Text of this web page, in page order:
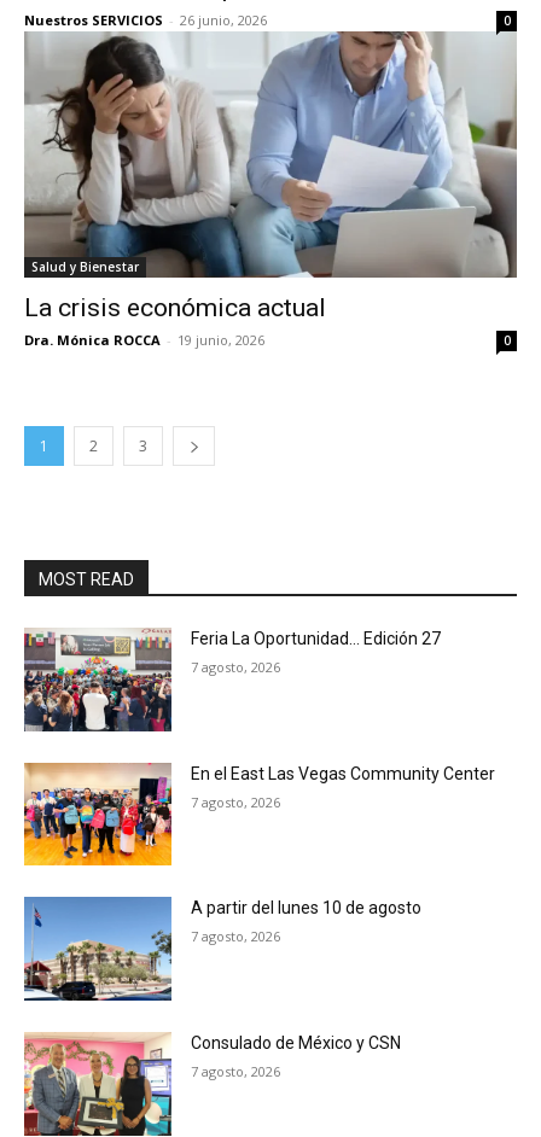
Nuestros SERVICIOS - 26 junio, 2026 0
Salud y Bienestar
La crisis económica actual
Dra. Mónica ROCCA - 19 junio, 2026 0
1 2 3
MOST READ
Feria La Oportunidad… Edición 27
7 agosto, 2026
En el East Las Vegas Community Center
7 agosto, 2026
A partir del lunes 10 de agosto
7 agosto, 2026
Consulado de México y CSN
7 agosto, 2026